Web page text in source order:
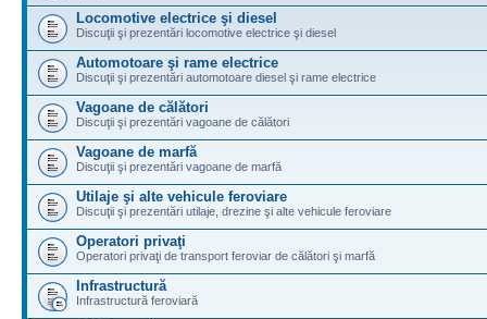
Locomotive electrice şi diesel
Discuţii şi prezentări locomotive electrice şi diesel
Automotoare şi rame electrice
Discuţii şi prezentări automotoare diesel şi rame electrice
Vagoane de călători
Discuţii şi prezentări vagoane de călători
Vagoane de marfă
Discuţii şi prezentări vagoane de marfă
Utilaje şi alte vehicule feroviare
Discuţii şi prezentări utilaje, drezine şi alte vehicule feroviare
Operatori privaţi
Operatori privaţi de transport feroviar de călători şi marfă
Infrastructură
Infrastructură feroviară